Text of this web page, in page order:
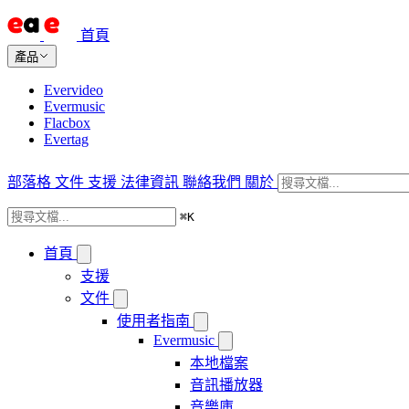
首頁
產品
Evervideo
Evermusic
Flacbox
Evertag
部落格 文件 支援 法律資訊 聯絡我們 關於
⌘K
首頁
支援
文件
使用者指南
Evermusic
本地檔案
音訊播放器